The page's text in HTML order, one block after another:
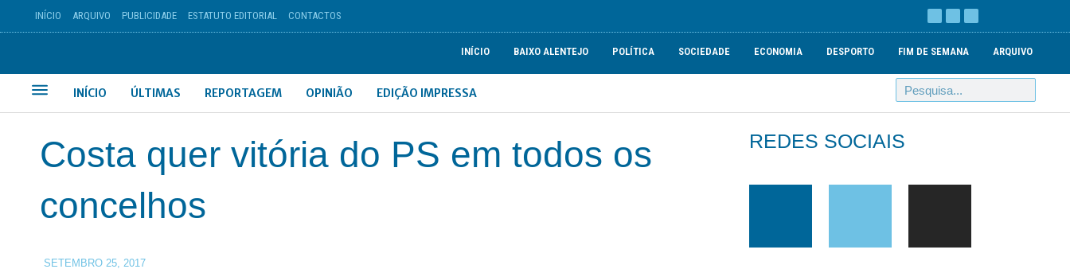
INÍCIO ARQUIVO PUBLICIDADE ESTATUTO EDITORIAL CONTACTOS
INÍCIO BAIXO ALENTEJO POLÍTICA SOCIEDADE ECONOMIA DESPORTO FIM DE SEMANA ARQUIVO
INÍCIO ÚLTIMAS REPORTAGEM OPINIÃO EDIÇÃO IMPRESSA
Costa quer vitória do PS em todos os
concelhos
SETEMBRO 25, 2017
REDES SOCIAIS